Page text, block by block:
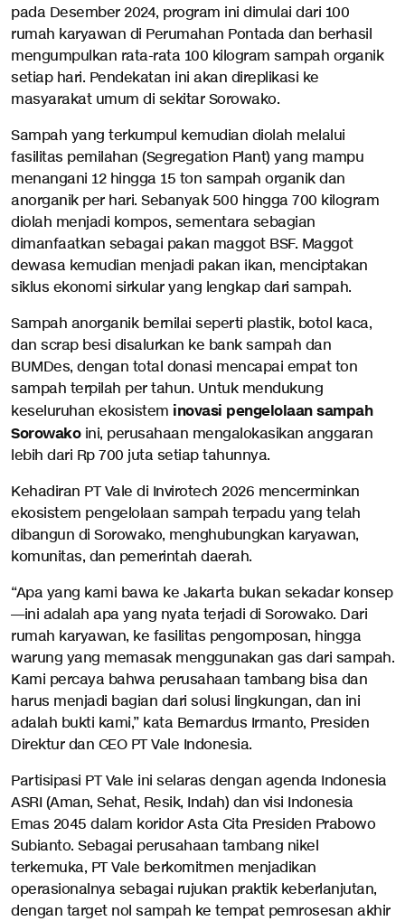
pada Desember 2024, program ini dimulai dari 100
rumah karyawan di Perumahan Pontada dan berhasil
mengumpulkan rata-rata 100 kilogram sampah organik
setiap hari. Pendekatan ini akan direplikasi ke
masyarakat umum di sekitar Sorowako.
Sampah yang terkumpul kemudian diolah melalui
fasilitas pemilahan (Segregation Plant) yang mampu
menangani 12 hingga 15 ton sampah organik dan
anorganik per hari. Sebanyak 500 hingga 700 kilogram
diolah menjadi kompos, sementara sebagian
dimanfaatkan sebagai pakan maggot BSF. Maggot
dewasa kemudian menjadi pakan ikan, menciptakan
siklus ekonomi sirkular yang lengkap dari sampah.
Sampah anorganik bernilai seperti plastik, botol kaca,
dan scrap besi disalurkan ke bank sampah dan
BUMDes, dengan total donasi mencapai empat ton
sampah terpilah per tahun. Untuk mendukung
keseluruhan ekosistem inovasi pengelolaan sampah
Sorowakoini, perusahaan mengalokasikan anggaran
lebih dari Rp 700 juta setiap tahunnya.
Kehadiran PT Vale di Invirotech 2026 mencerminkan
ekosistem pengelolaan sampah terpadu yang telah
dibangun di Sorowako, menghubungkan karyawan,
komunitas, dan pemerintah daerah.
“Apa yang kami bawa ke Jakarta bukan sekadar konsep
—ini adalah apa yang nyata terjadi di Sorowako. Dari
rumah karyawan, ke fasilitas pengomposan, hingga
warung yang memasak menggunakan gas dari sampah.
Kami percaya bahwa perusahaan tambang bisa dan
harus menjadi bagian dari solusi lingkungan, dan ini
adalah bukti kami,” kata Bernardus Irmanto, Presiden
Direktur dan CEO PT Vale Indonesia.
Partisipasi PT Vale ini selaras dengan agenda Indonesia
ASRI (Aman, Sehat, Resik, Indah) dan visi Indonesia
Emas 2045 dalam koridor Asta Cita Presiden Prabowo
Subianto. Sebagai perusahaan tambang nikel
terkemuka, PT Vale berkomitmen menjadikan
operasionalnya sebagai rujukan praktik keberlanjutan,
dengan target nol sampah ke tempat pemrosesan akhir